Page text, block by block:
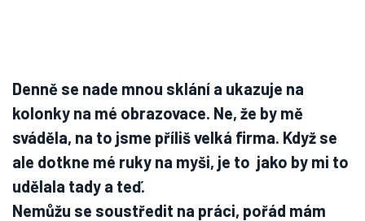
Denně se nade mnou sklání a ukazuje na
kolonky na mé obrazovace. Ne, že by mě
sváděla, na to jsme příliš velká firma. Když se
ale dotkne mé ruky na myši, je to jako by mi to
udělala tady a teď.
Nemůžu se soustředit na práci, pořád mám